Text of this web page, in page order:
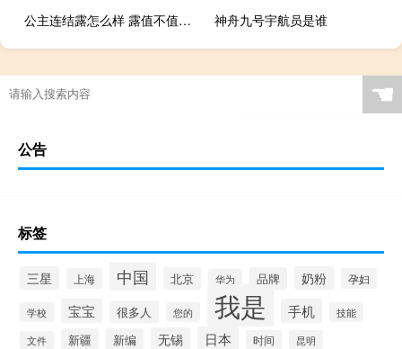
公主连结露怎么样 露值不值得培养
神舟九号宇航员是谁
☚
公告
标签
三星 上海 中国 北京 华为 品牌 奶粉 孕妇
学校 宝宝 很多人 您的 我是 手机 技能
文件 新疆 新编 无锡 日本 时间 昆明